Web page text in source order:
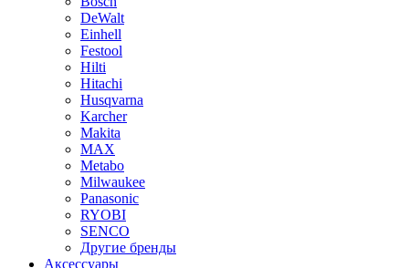
DeWalt
Einhell
Festool
Hilti
Hitachi
Husqvarna
Karcher
Makita
MAX
Metabo
Milwaukee
Panasonic
RYOBI
SENCO
Другие бренды
Аксессуары